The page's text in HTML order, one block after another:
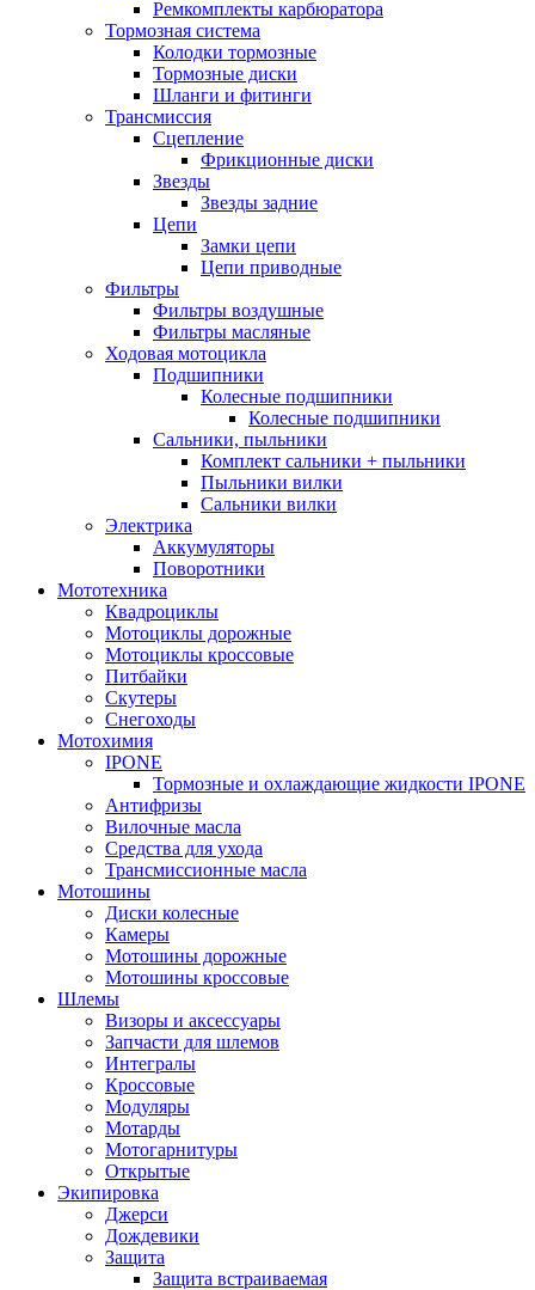
Ремкомплекты карбюратора
Тормозная система
Колодки тормозные
Тормозные диски
Шланги и фитинги
Трансмиссия
Cцепление
Фрикционные диски
Звезды
Звезды задние
Цепи
Замки цепи
Цепи приводные
Фильтры
Фильтры воздушные
Фильтры масляные
Ходовая мотоцикла
Подшипники
Колесные подшипники
Колесные подшипники
Сальники, пыльники
Комплект сальники + пыльники
Пыльники вилки
Сальники вилки
Электрика
Аккумуляторы
Поворотники
Мототехника
Квадроциклы
Мотоциклы дорожные
Мотоциклы кроссовые
Питбайки
Скутеры
Снегоходы
Мотохимия
IPONE
Тормозные и охлаждающие жидкости IPONE
Антифризы
Вилочные масла
Средства для ухода
Трансмиссионные масла
Мотошины
Диски колесные
Камеры
Мотошины дорожные
Мотошины кроссовые
Шлемы
Визоры и аксессуары
Запчасти для шлемов
Интегралы
Кроссовые
Модуляры
Мотарды
Мотогарнитуры
Открытые
Экипировка
Джерси
Дождевики
Защита
Защита встраиваемая